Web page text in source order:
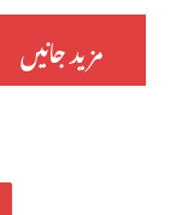
مزید جانیں